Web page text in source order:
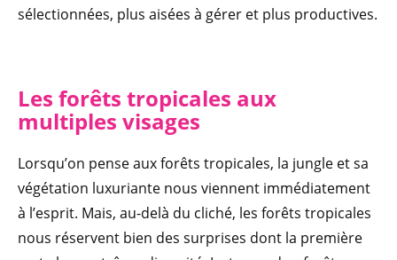
sélectionnées, plus aisées à gérer et plus productives.
Les forêts tropicales aux
multiples visages
Lorsqu’on pense aux forêts tropicales, la jungle et sa
végétation luxuriante nous viennent immédiatement
à l’esprit. Mais, au-delà du cliché, les forêts tropicales
nous réservent bien des surprises dont la première